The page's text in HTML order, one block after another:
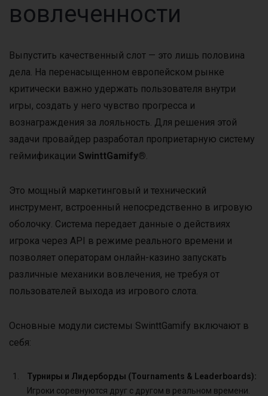
вовлеченности
Выпустить качественный слот — это лишь половина
дела. На перенасыщенном европейском рынке
критически важно удержать пользователя внутри
игры, создать у него чувство прогресса и
вознаграждения за лояльность. Для решения этой
задачи провайдер разработал проприетарную систему
геймификации SwinttGamify®.
Это мощный маркетинговый и технический
инструмент, встроенный непосредственно в игровую
оболочку. Система передает данные о действиях
игрока через API в режиме реального времени и
позволяет операторам онлайн-казино запускать
различные механики вовлечения, не требуя от
пользователей выхода из игрового слота.
Основные модули системы SwinttGamify включают в
себя:
Турниры и Лидерборды (Tournaments & Leaderboards):
Игроки соревнуются друг с другом в реальном времени.